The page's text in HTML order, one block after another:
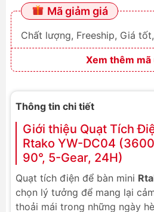
Mã giảm giá
Chất lượng, Freeship, Giá
Xem thêm mã
Thông tin chi tiết
Giới thiệu Quạt Tích
Rtako YW-DC04
90°, 5-Gear, 24H)
Quạt tích điện để bàn mini
chọn lý tưởng để mang lại
thoải mái trong những ngày